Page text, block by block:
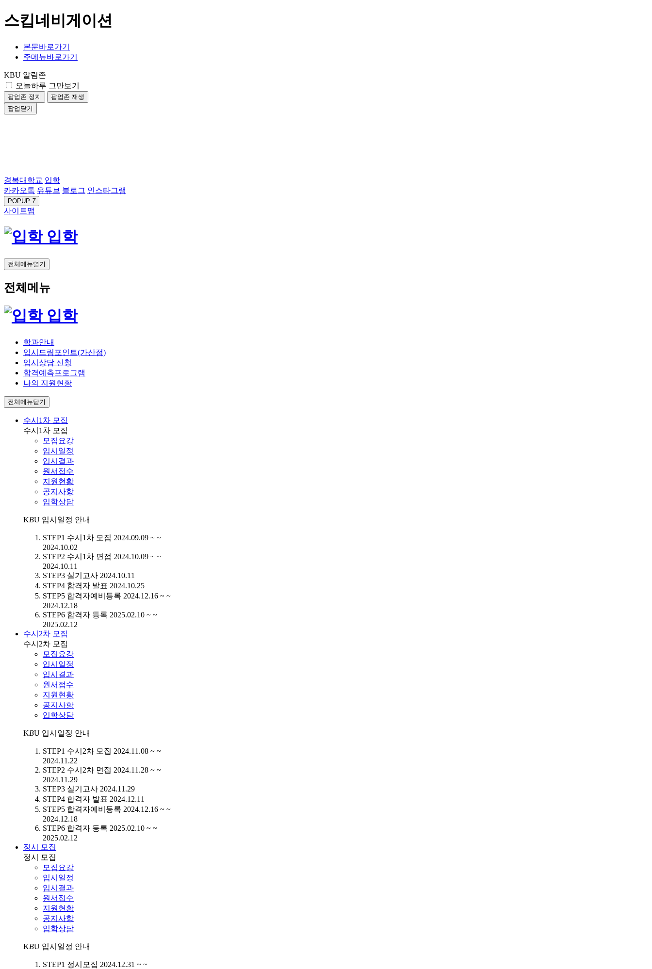
스킵네비게이션
본문바로가기
주메뉴바로가기
KBU 알림존
오늘하루 그만보기
팝업존 정지
팝업존 재생
팝업닫기
경복대학교 입학
카카오톡 유튜브 블로그 인스타그램
POPUP 7
사이트맵
입학
전체메뉴열기
전체메뉴
입학
학과안내
입시드림포인트(가산점)
입시상담 신청
합격예측프로그램
나의 지원현황
전체메뉴닫기
수시1차 모집
수시1차 모집
모집요강
입시일정
입시결과
원서접수
지원현황
공지사항
입학상담
KBU 입시일정 안내
STEP1 수시1차 모집 2024.09.09 ~ ~
2024.10.02
STEP2 수시1차 면접 2024.10.09 ~ ~
2024.10.11
STEP3 실기고사 2024.10.11
STEP4 합격자 발표 2024.10.25
STEP5 합격자예비등록 2024.12.16 ~ ~
2024.12.18
STEP6 합격자 등록 2025.02.10 ~ ~
2025.02.12
수시2차 모집
수시2차 모집
모집요강
입시일정
입시결과
원서접수
지원현황
공지사항
입학상담
KBU 입시일정 안내
STEP1 수시2차 모집 2024.11.08 ~ ~
2024.11.22
STEP2 수시2차 면접 2024.11.28 ~ ~
2024.11.29
STEP3 실기고사 2024.11.29
STEP4 합격자 발표 2024.12.11
STEP5 합격자예비등록 2024.12.16 ~ ~
2024.12.18
STEP6 합격자 등록 2025.02.10 ~ ~
2025.02.12
정시 모집
정시 모집
모집요강
입시일정
입시결과
원서접수
지원현황
공지사항
입학상담
KBU 입시일정 안내
STEP1 정시모집 2024.12.31 ~ ~